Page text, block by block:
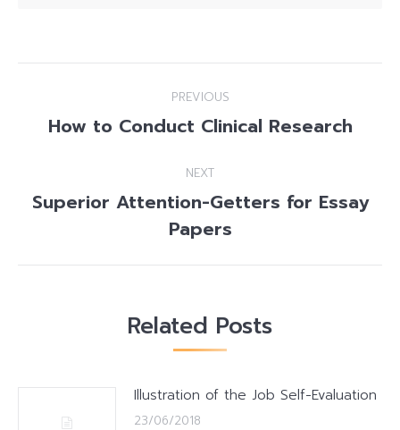
navigation
PREVIOUS
Previous
How to Conduct Clinical Research
NEXT
Next
post:
Superior Attention-Getters for Essay
Papers
Related Posts
Illustration of the Job Self-Evaluation
23/06/2018